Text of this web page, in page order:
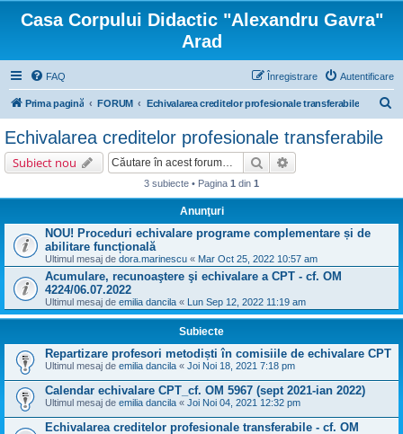
Casa Corpului Didactic "Alexandru Gavra"
Arad
FAQ Autentificare
Înregistrare
Prima pagină FORUM Echivalarea creditelor profesionale transferabile
Echivalarea creditelor profesionale transferabile
Subiect nou Căutare
3 subiecte • Pagina 1 din 1
Anunţuri
NOU! Proceduri echivalare programe complementare și de
abilitare funcțională
Ultimul mesaj de dora.marinescu « Mar Oct 25, 2022 10:57 am
Acumulare, recunoaştere şi echivalare a CPT - cf. OM
4224/06.07.2022
Ultimul mesaj de emilia dancila « Lun Sep 12, 2022 11:19 am
Subiecte
Repartizare profesori metodiști în comisiile de echivalare CPT
Ultimul mesaj de emilia dancila « Joi Noi 18, 2021 7:18 pm
Calendar echivalare CPT_cf. OM 5967 (sept 2021-ian 2022)
Ultimul mesaj de emilia dancila « Joi Noi 04, 2021 12:32 pm
Echivalarea creditelor profesionale transferabile - cf. OM